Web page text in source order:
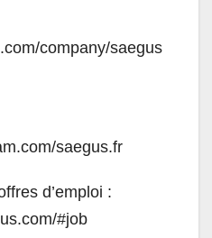
company/saegus
saegus.fr
d’emploi :
#job